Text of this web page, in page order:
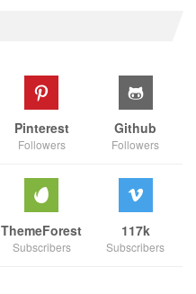
Pinterest
Followers
Github
Followers
ThemeForest
Subscribers
117k
Subscribers